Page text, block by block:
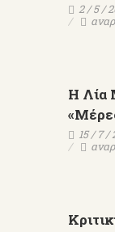
2 / 5 /
Η Λία
15 / 7 /